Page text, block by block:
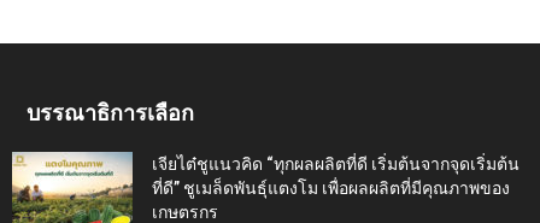
บรรณาธิการเลือก
เจียไต๋ชูแนวคิด “ทุกผลผลิตที่ดี เริ่มต้นจากจุดเริ่มต้น
ที่ดี” ชูเมล็ดพันธุ์แตงโม เพื่อผลผลิตที่มีคุณภาพของ
เกษตรกร